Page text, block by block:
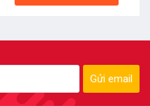
Gửi email